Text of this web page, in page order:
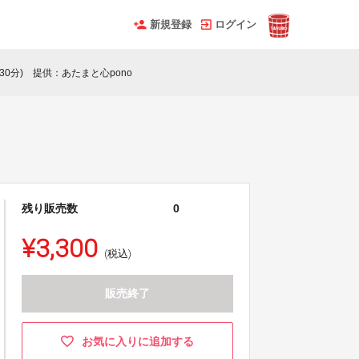
新規登録 ログイン
分) 提供：あたまと心pono
残り販売数 0
¥3,300 (税込)
販売終了
お気に入りに追加する